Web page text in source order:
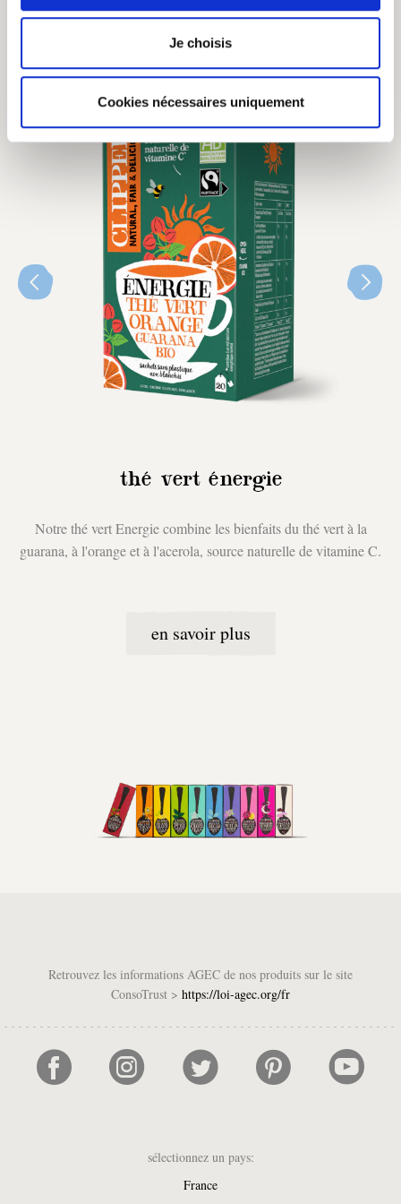
Je choisis
Cookies nécessaires uniquement
vous aimerez aussi
thé vert énergie
Notre thé vert Energie combine les bienfaits du thé vert à la
guarana, à l'orange et à l'acerola, source naturelle de vitamine C.
en savoir plus
Retrouvez les informations AGEC de nos produits sur le site
ConsoTrust > https://loi-agec.org/fr
sélectionnez un pays:
France